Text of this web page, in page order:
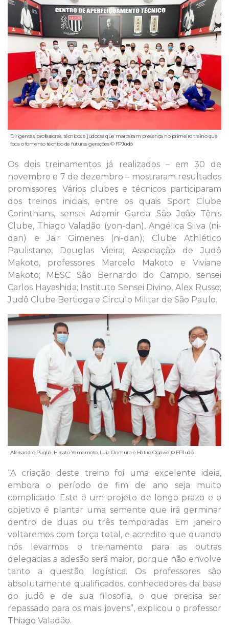
Dirigentes, professores, técnicos e judocas que marcaram presença no primeiro treino que
foca o fomento técnico de futuras gerações © FPJudô
Os dois treinamentos já realizados – em 30 de
novembro e 7 de dezembro – mostraram resultados
promissores. Vários clubes e técnicos participaram
dos treinos iniciais, entre os quais Sport Clube
Corinthians, sensei Ademir Garcia; São João Tênis
Clube, Thiago Valadão (yon-dan), Angélica Silva (ni-
dan) e Jair Gimenes (ni-dan); Clube Athlético
Paulistano, Douglas Vieira; Associação de Judô
Makoto, professores Marcelo Makoto e Viviane
Makoto; MESC São Bernardo do Campo, sensei
Carlos Hayashida; Instituto Sensei Divino, Alex Russo;
Judô Clube Bertioga e Círculo Militar de São Paulo.
Alessandro Puglia, Hissato Yamamoto, Luiz Onmura e Hatiro Ogawa © FPJudô
“A criação deste treino foi uma excelente ideia,
embora o período de fim de ano seja muito
complicado. Este é um projeto de longo prazo e o
objetivo é plantar uma semente que irá germinar
dentro de duas ou três temporadas. Em janeiro
voltaremos com força total, e acredito que quando
nós levarmos o treinamento para as outras
delegacias a adesão será maior, porque não envolve
tanto a questão logística. Os professores são
absolutamente qualificados, conhecedores da base
do judô e de sua filosofia, o que precisa ser
repassado para os mais jovens”, explicou o professor
Thiago Valadão.